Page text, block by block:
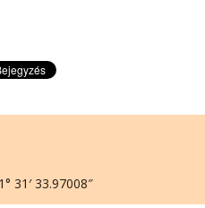
31′ 33.97008″